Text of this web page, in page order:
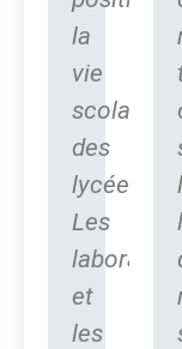
la
vie
scolaire
des
lycéens.
Les
et
les